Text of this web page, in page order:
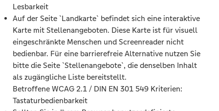
Lesbarkeit
Auf der Seite `Landkarte` befindet sich eine interaktive
Karte mit Stellenangeboten. Diese Karte ist für visuell
eingeschränkte Menschen und Screenreader nicht
bedienbar. Für eine barrierefreie Alternative nutzen Sie
bitte die Seite `Stellenangebote`, die denselben Inhalt
als zugängliche Liste bereitstellt.
Betroffene WCAG 2.1 / DIN EN 301 549 Kriterien:
Tastaturbedienbarkeit